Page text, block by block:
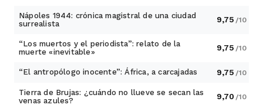
Nápoles 1944: crónica magistral de una ciudad
surrealista
9,75 /10
“Los muertos y el periodista”: relato de la
muerte «inevitable»
9,75 /10
“El antropólogo inocente”: África, a carcajadas 9,75 /10
Tierra de Brujas: ¿cuándo no llueve se secan las
venas azules?
9,70 /10